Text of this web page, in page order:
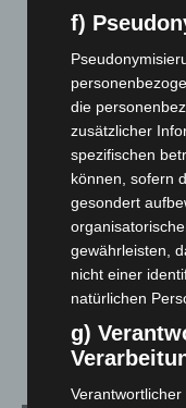
Gasleitung bei
beschädigt
5. August 2026
Anklage nach
3. August 2026
Hannover: Polizei
Großkontrolle
2. August 2026
Hannover Klassik
Maschpark
2. August 2026
f)
die
zusätzlicher
spezifischen
können, sofern
gesondert
gewährleisten,
nicht einer
natürlichen
g)